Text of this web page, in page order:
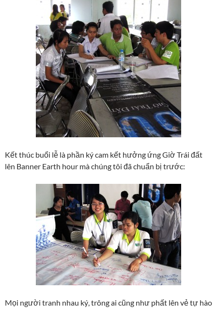
Kết thúc buổi lễ là phần ký cam kết hưởng ứng Giờ Trái đất
lên Banner Earth hour mà chúng tôi đã chuẩn bị trước:
Mọi người tranh nhau ký, trông ai cũng như phất lên vẻ tự hào